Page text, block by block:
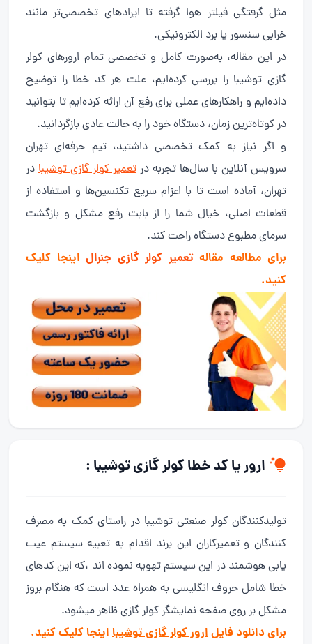
مثل گرفتگی فیلتر هوا گرفته تا ایرادهای تخصصی‌تر مانند
خرابی سنسور یا برد الکترونیکی.
در این مقاله، به‌صورت کامل و تخصصی تمام ارورهای کولر
گازی توشیبا را بررسی کرده‌ایم، علت هر کد خطا را توضیح
داده‌ایم و راهکارهای عملی برای رفع آن ارائه کرده‌ایم تا بتوانید
در کوتاه‌ترین زمان، دستگاه خود را به حالت عادی بازگردانید.
و اگر نیاز به کمک تخصصی داشتید، تیم حرفه‌ای تهران
سرویس آنلاین با سال‌ها تجربه در تعمیر کولر گازی توشیبا در
تهران، آماده است تا با اعزام سریع تکنسین‌ها و استفاده از
قطعات اصلی، خیال شما را از بابت رفع مشکل و بازگشت
سرمای مطبوع دستگاه راحت کند.
برای مطالعه مقالهتعمیر کولر گازی جنرال اینجا کلیک
کنید.
ارور یا کد خطا کولر گازی توشیبا :
تولیدکنندگان کولر صنعتی توشیبا در راستای کمک به مصرف
کنندگان و تعمیرکاران این برند اقدام به تعبیه سیستم عیب
یابی هوشمند در این سیستم تهویه نموده اند ،که این کدهای
خطا شامل حروف انگلیسی به همراه عدد است که هنگام بروز
مشکل بر روی صفحه نمایشگر کولر گازی ظاهر میشود.
برای دانلود فایلارور کولر گازی توشیبا اینجا کلیک کنید.